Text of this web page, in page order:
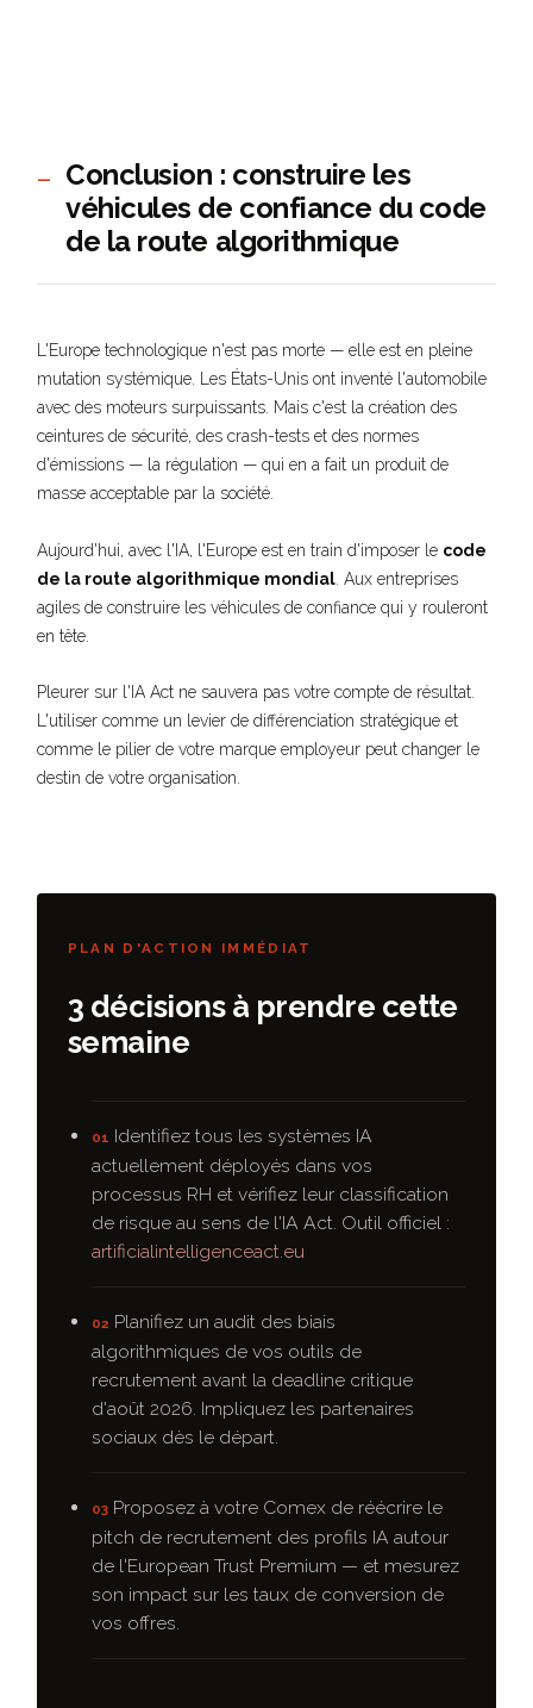
—
Conclusion : construire les
véhicules de confiance du code
de la route algorithmique
L'Europe technologique n'est pas morte — elle est en pleine
mutation systémique. Les États-Unis ont inventé l'automobile
avec des moteurs surpuissants. Mais c'est la création des
ceintures de sécurité, des crash-tests et des normes
d'émissions — la régulation — qui en a fait un produit de
masse acceptable par la société.
Aujourd'hui, avec l'IA, l'Europe est en train d'imposer le code
de la route algorithmique mondial . Aux entreprises
agiles de construire les véhicules de confiance qui y rouleront
en tête.
Pleurer sur l'IA Act ne sauvera pas votre compte de résultat.
L'utiliser comme un levier de différenciation stratégique et
comme le pilier de votre marque employeur peut changer le
destin de votre organisation.
PLAN D'ACTION IMMÉDIAT
3 décisions à prendre cette
semaine
01 Identifiez tous les systèmes IA
actuellement déployés dans vos
processus RH et vérifiez leur classification
de risque au sens de l'IA Act. Outil officiel :
artificialintelligenceact.eu
02 Planifiez un audit des biais
algorithmiques de vos outils de
recrutement avant la deadline critique
d'août 2026. Impliquez les partenaires
sociaux dès le départ.
03 Proposez à votre Comex de réécrire le
pitch de recrutement des profils IA autour
de l'European Trust Premium — et mesurez
son impact sur les taux de conversion de
vos offres.